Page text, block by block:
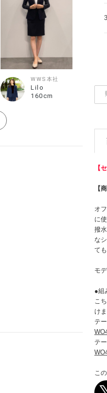
WWS本社
Lilo
160cm
【
【
オ
に
撥
な
て
モ
●組
こ
けま
テ
テ
こ